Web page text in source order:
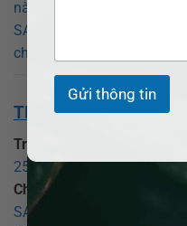
Gửi thông tin
nào khi ly hôn? Luật sư ADB
SAIGON hỗ trợ chia tài sản
chung tại Huyện Hóc Môn.
THÔNG TIN VỀ CHÚNG
Trụ sở chính:
25 Đồng Xoài, phường
Chi nhánh Bình Dương:
SAIGON – CHI NHÁNH